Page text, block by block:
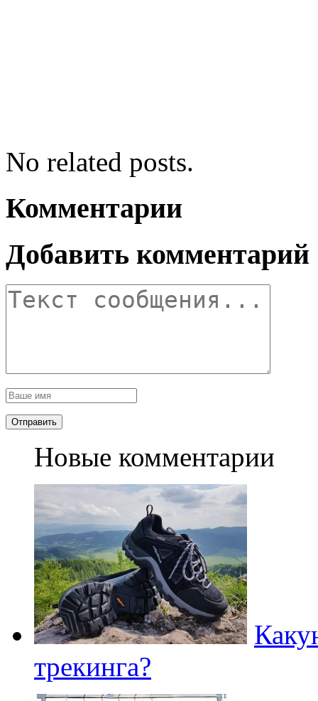
No related posts.
Комментарии
Добавить комментарий
Новые комментарии
трекинга?